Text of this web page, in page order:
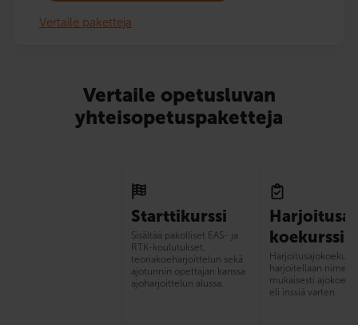
Vertaile paketteja
Vertaile opetusluvan
yhteisopetuspaketteja
Starttikurssi
Sisältää pakolliset EAS- ja
RTK-koulutukset,
teoriakoeharjoittelun sekä
ajotunnin opettajan kanssa
ajoharjoittelun alussa.
koekurssi
harjoitellaan
mukaisesti
eli inssiä varten.